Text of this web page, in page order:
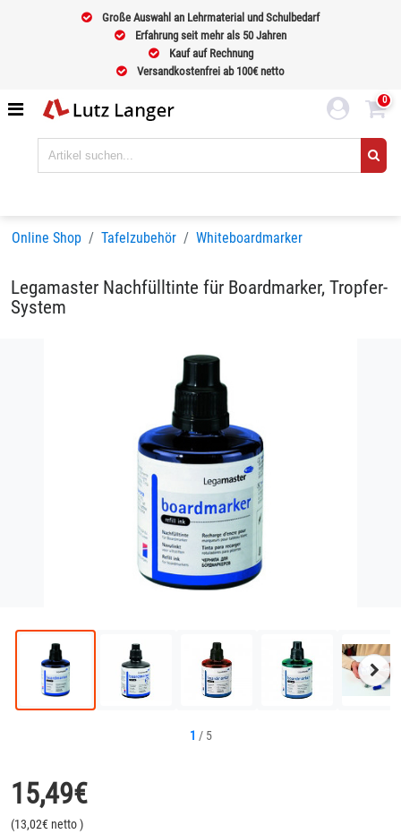
Große Auswahl an Lehrmaterial und Schulbedarf
Erfahrung seit mehr als 50 Jahren
Kauf auf Rechnung
Versandkostenfrei ab 100€ netto
0
Online Shop Tafelzubehör Whiteboardmarker
Legamaster Nachfülltinte für Boardmarker, Tropfer-
System
Bild
1 / 5
15,49€
(13,02€ netto)